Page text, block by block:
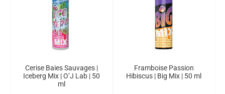
Cerise Baies Sauvages |
Iceberg Mix | O’J Lab | 50
ml
Framboise Passion
Hibiscus | Big Mix | 50 ml